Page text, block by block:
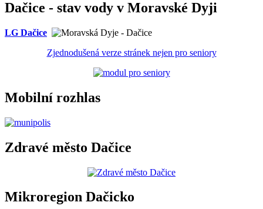
Dačice - stav vody v Moravské Dyji
LG Dačice
Zjednodušená verze stránek nejen pro seniory
Mobilní rozhlas
Zdravé město Dačice
Mikroregion Dačicko